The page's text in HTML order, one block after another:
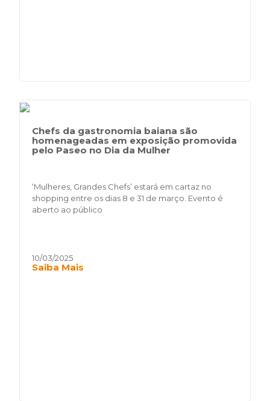
Chefs da gastronomia baiana são
homenageadas em exposição promovida
pelo Paseo no Dia da Mulher
‘Mulheres, Grandes Chefs’ estará em cartaz no
shopping entre os dias 8 e 31 de março. Evento é
aberto ao público
10/03/2025
Saiba Mais